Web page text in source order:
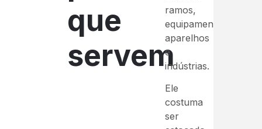
que
servem
ramos,
equipamentos,
aparelhos
e
indústrias.
Ele
costuma
ser